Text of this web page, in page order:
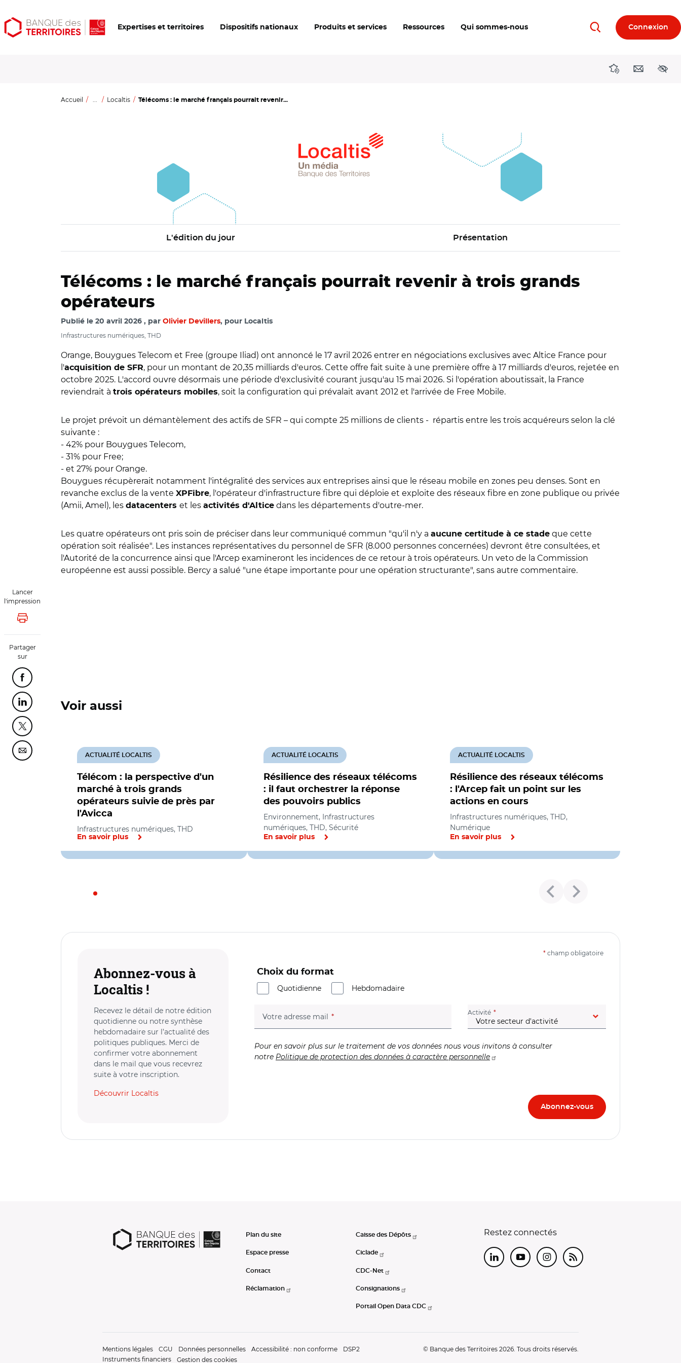
Aller
au
Aller
au
Ouvrir
les
Expertises et territoires Dispositifs nationaux Produits et services Ressources Qui sommes-nous RechercherConnexion
DirectionsContact
Accueil ... Localtis Télécoms : le marché français pourrait revenir...
L'édition du jour Présentation
Lancer
l'impression
Lancer l'impression
Partager
sur
Partager cette page sur Facebook
Partager cette page sur Linkedin
Partager cette page sur Twitter
Partager cette page sur Courriel
Télécoms : le marché français pourrait revenir à trois grands
opérateurs
Publié le 20 avril 2026 par Olivier Devillers, pour Localtis
Infrastructures numériques, THD
Orange, Bouygues Telecom et Free (groupe Iliad) ont annoncé le 17 avril 2026 entrer en négociations exclusives avec Altice France pour
l'acquisition de SFR, pour un montant de 20,35 milliards d'euros. Cette offre fait suite à une première offre à 17 milliards d'euros, rejetée en
octobre 2025. L'accord ouvre désormais une période d'exclusivité courant jusqu'au 15 mai 2026. Si l'opération aboutissait, la France
reviendrait à trois opérateurs mobiles, soit la configuration qui prévalait avant 2012 et l'arrivée de Free Mobile.
Le projet prévoit un démantèlement des actifs de SFR – qui compte 25 millions de clients - répartis entre les trois acquéreurs selon la clé
suivante :
- 42% pour Bouygues Telecom,
- 31% pour Free;
- et 27% pour Orange.
Bouygues récupèrerait notamment l'intégralité des services aux entreprises ainsi que le réseau mobile en zones peu denses. Sont en
revanche exclus de la vente XPFibre, l'opérateur d'infrastructure fibre qui déploie et exploite des réseaux fibre en zone publique ou privée
(Amii, Amel), les datacenters et les activités d'Altice dans les départements d'outre-mer.
Les quatre opérateurs ont pris soin de préciser dans leur communiqué commun "qu'il n'y a aucune certitude à ce stade que cette
opération soit réalisée". Les instances représentatives du personnel de SFR (8.000 personnes concernées) devront être consultées, et
l'Autorité de la concurrence ainsi que l'Arcep examineront les incidences de ce retour à trois opérateurs. Un veto de la Commission
européenne est aussi possible. Bercy a salué "une étape importante pour une opération structurante", sans autre commentaire.
Voir aussi
Télécom : la perspective d'un
marché à trois grands
opérateurs suivie de près par
l'Avicca
ACTUALITÉ LOCALTIS
Infrastructures numériques, THD
En savoir plus
Résilience des réseaux télécoms
: il faut orchestrer la réponse
des pouvoirs publics
ACTUALITÉ LOCALTIS
Environnement, Infrastructures
numériques, THD, Sécurité
En savoir plus
Résilience des réseaux télécoms
: l'Arcep fait un point sur les
actions en cours
ACTUALITÉ LOCALTIS
Infrastructures numériques, THD,
Numérique
En savoir plus
Abonnez-vous à
Localtis !
Recevez le détail de notre édition
quotidienne ou notre synthèse
hebdomadaire sur l’actualité des
politiques publiques. Merci de
confirmer votre abonnement
dans le mail que vous recevrez
suite à votre inscription.
Découvrir Localtis
* champ obligatoire
Choix du format
Quotidienne
Hebdomadaire
Votre adresse mail (champ obligatoire) Activité (champ obligatoire)
Pour en savoir plus sur le traitement de vos données nous vous invitons à consulter
notre Politique de protection des données à caractère personnelle
Plan du site
Espace presse
Contact
Réclamation
Caisse des Dépôts
Ciclade
CDC-Net
Consignations
Portail Open Data CDC
Restez connectés
LinkedInYoutubeInstagram
RSS
Mentions légales CGU Données personnelles Accessibilité : non conforme
DSP2
Instruments financiers
Gestion des cookies
© Banque des Territoires 2026. Tous droits réservés.